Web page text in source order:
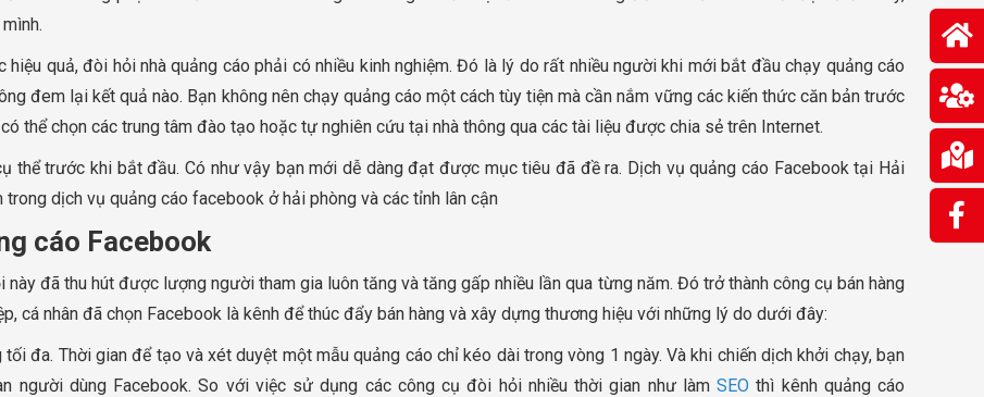
quả, đòi hỏi nhà quảng cáo phải có nhiều kinh nghiệm. Đó là lý do rất nhiều người khi mới bắt đầu chạy quảng cáo
đem lại kết quả nào. Bạn không nên chạy quảng cáo một cách tùy tiện mà cần nắm vững các kiến thức căn bản trước
thể chọn các trung tâm đào tạo hoặc tự nghiên cứu tại nhà thông qua các tài liệu được chia sẻ trên Internet.
thể trước khi bắt đầu. Có như vậy bạn mới dễ dàng đạt được mục tiêu đã đề ra. Dịch vụ quảng cáo Facebook tại Hải
dịch vụ quảng cáo facebook ở hải phòng và các tỉnh lân cận
cáo Facebook
đã thu hút được lượng người tham gia luôn tăng và tăng gấp nhiều lần qua từng năm. Đó trở thành công cụ bán hàng
cá nhân đã chọn Facebook là kênh để thúc đẩy bán hàng và xây dựng thương hiệu với những lý do dưới đây:
đa. Thời gian để tạo và xét duyệt một mẫu quảng cáo chỉ kéo dài trong vòng 1 ngày. Và khi chiến dịch khởi chạy, bạn
người dùng Facebook. So với việc sử dụng các công cụ đòi hỏi nhiều thời gian như làmSEO thì kênh quảng cáo